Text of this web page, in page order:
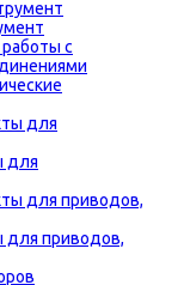
с
для
для приводов,